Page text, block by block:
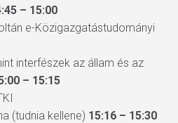
– 15:00
e-Közigazgatástudományi
interfészek az állam és az
– 15:15
(tudnia kellene) 15:16 – 15:30